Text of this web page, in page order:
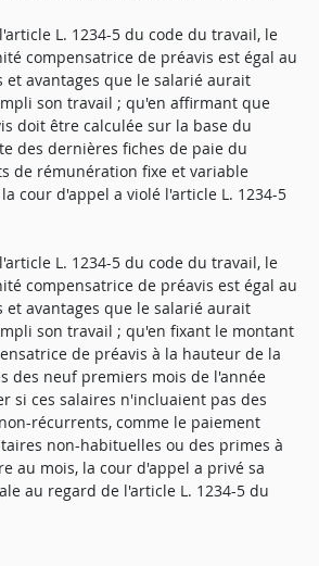
l'article L. 1234-5 du code du travail, le
compensatrice de préavis est égal au
et avantages que le salarié aurait
son travail ; qu'en affirmant que
doit être calculée sur la base du
des dernières fiches de paie du
de rémunération fixe et variable
cour d'appel a violé l'article L. 1234-5
l'article L. 1234-5 du code du travail, le
compensatrice de préavis est égal au
et avantages que le salarié aurait
son travail ; qu'en fixant le montant
de préavis à la hauteur de la
des neuf premiers mois de l'année
si ces salaires n'incluaient pas des
récurrents, comme le paiement
non-habituelles ou des primes à
au mois, la cour d'appel a privé sa
au regard de l'article L. 1234-5 du